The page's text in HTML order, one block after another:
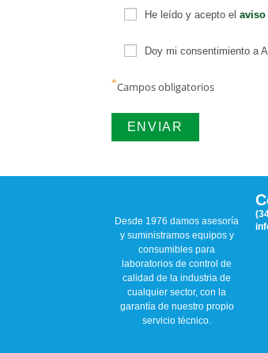
He leído y acepto el aviso
Doy mi consentimiento a
*Campos obligatorios
Desde 1976 damos asesoría
y suministramos equipos y
consumibles para
laboratorios de control de
calidad de la industria de
cualquier sector, con la
garantía de nuestro propio
servicio técnico.